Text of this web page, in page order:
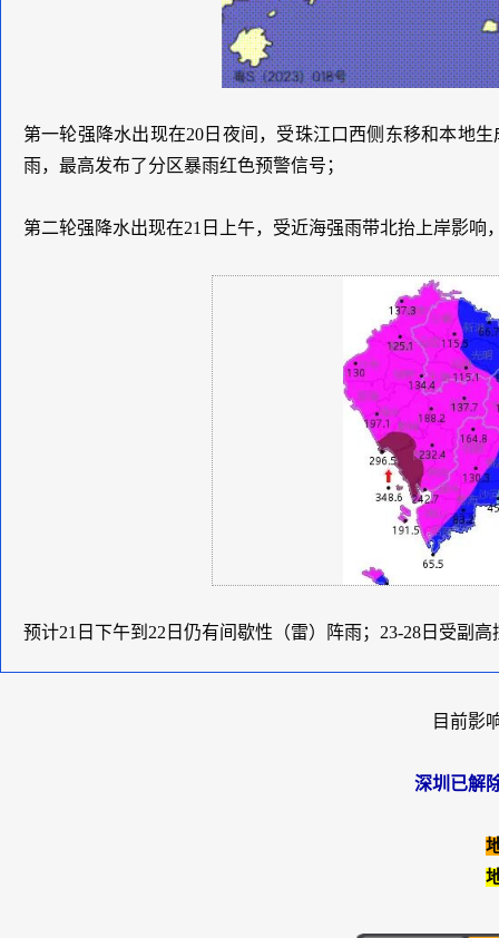
第一轮强降水出现在20日夜间，受珠江口西侧东移和本地
雨，最高发布了分区暴雨红色预警信号；
第二轮强降水出现在21日上午，受近海强雨带北抬上岸影
预计21日下午到22日仍有间歇性（雷）阵雨；23-28日受副
目前影
深圳已解